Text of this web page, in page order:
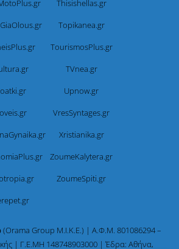
Thisishellas.gr
Topikanea.gr
TourismosPlus.gr
TVnea.gr
Upnow.gr
VresSyntages.gr
Xristianika.gr
ZoumeKalytera.gr
ZoumeSpiti.gr
(Orama Group Μ.Ι.Κ.Ε.) | Α.Φ.Μ. 801086294 –
| Γ.Ε.ΜΗ 148748903000 | Έδρα: Αθήνα,